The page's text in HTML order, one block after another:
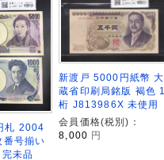
札 2004
号揃い
未品
新渡戸 5000円紙幣 大
蔵省印刷局銘版 褐色 1
桁 J813986X 未使用
会員価格(税別)：
8,000 円